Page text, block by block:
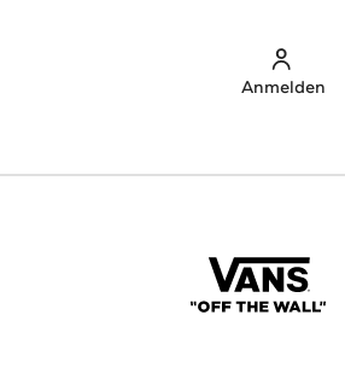
Anmelden